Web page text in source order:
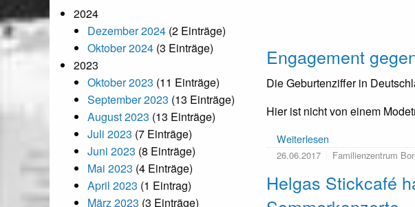
2024
Dezember 2024 (2 Einträge)
Oktober 2024 (3 Einträge)
2023
Oktober 2023 (11 Einträge)
September 2023 (13 Einträge)
August 2023 (13 Einträge)
Juli 2023 (7 Einträge)
Juni 2023 (8 Einträge)
Mai 2023 (4 Einträge)
April 2023 (1 Eintrag)
März 2023 (3 Einträge)
Engagement
Die Geburtenziffer in
Hier ist nicht von einem
Weiterlesen
26.06.2017 Familienzentrum
Helgas Stickcafé